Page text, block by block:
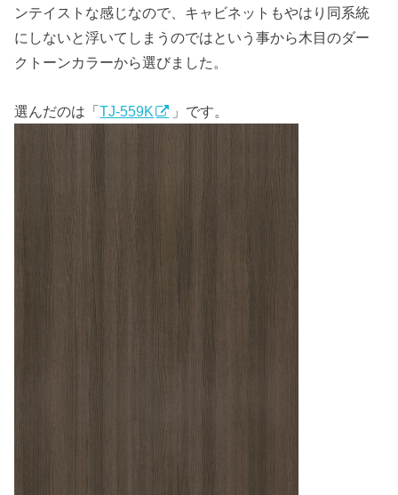
ンテイストな感じなので、キャビネットもやはり同系統
にしないと浮いてしまうのではという事から木目のダー
クトーンカラーから選びました。
選んだのは「TJ-559K 」です。